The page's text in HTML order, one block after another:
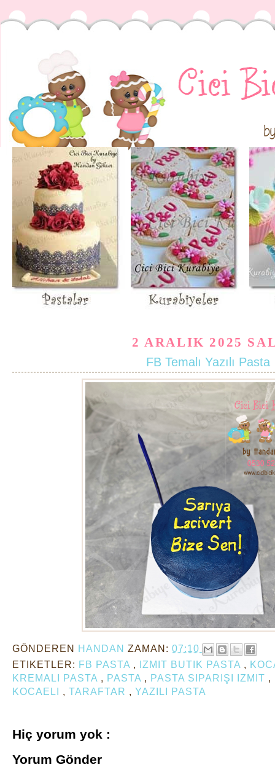
2 ARALIK 2025
FB Temalı Yazılı Pasta
GÖNDEREN HANDAN ZAMAN: 07:10
ETIKETLER: FB PASTA , IZMIT BUTIK PASTA ,
KREMALI PASTA , PASTA , PASTA SIPARIŞI IZMIT ,
KOCAELI , TARAFTAR , YAZILI PASTA
Hiç yorum yok :
Yorum Gönder